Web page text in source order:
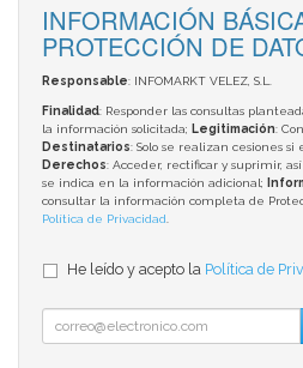
INFORMACIÓN
PROTECCIÓN DE
Responsable: INFOMARKT VELEZ, S.L.
Finalidad: Responder las consultas
la información solicitada; Legitimación:
Destinatarios: Solo se realizan cesiones
Derechos: Acceder, rectificar y suprimir,
se indica en la información adicional;
consultar la información completa de
Política de Privacidad
He leído y acepto la Política de